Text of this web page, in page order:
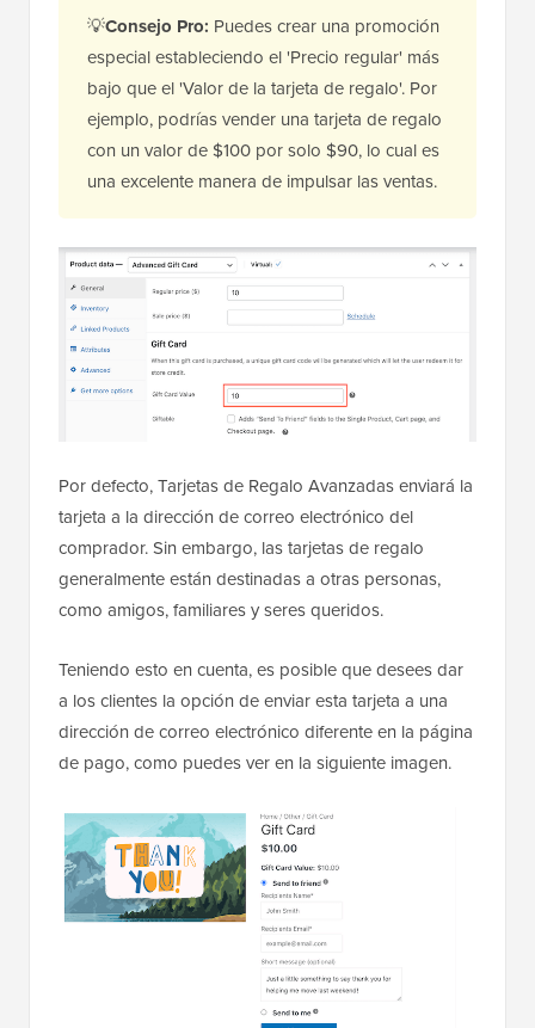
💡Consejo Pro: Puedes crear una promoción
especial estableciendo el 'Precio regular' más
bajo que el 'Valor de la tarjeta de regalo'. Por
ejemplo, podrías vender una tarjeta de regalo
con un valor de $100 por solo $90, lo cual es
una excelente manera de impulsar las ventas.
Por defecto, Tarjetas de Regalo Avanzadas enviará la
tarjeta a la dirección de correo electrónico del
comprador. Sin embargo, las tarjetas de regalo
generalmente están destinadas a otras personas,
como amigos, familiares y seres queridos.
Teniendo esto en cuenta, es posible que desees dar
a los clientes la opción de enviar esta tarjeta a una
dirección de correo electrónico diferente en la página
de pago, como puedes ver en la siguiente imagen.